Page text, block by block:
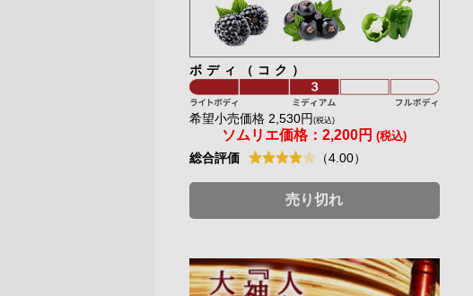
ボディ（コク）
希望小売価格 2,530円(税込)
ソムリエ価格：2,200円 (税込)
総合評価 （4.00）
売り切れ